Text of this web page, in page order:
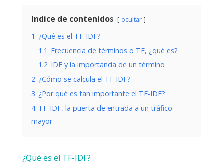
Indice de contenidos ocultar
1 ¿Qué es el TF-IDF?
1.1 Frecuencia de términos o TF, ¿qué es?
1.2 IDF y la importancia de un término
2 ¿Cómo se calcula el TF-IDF?
3 ¿Por qué es tan importante el TF-IDF?
4 TF-IDF, la puerta de entrada a un tráfico
mayor
¿Qué es el TF-IDF?